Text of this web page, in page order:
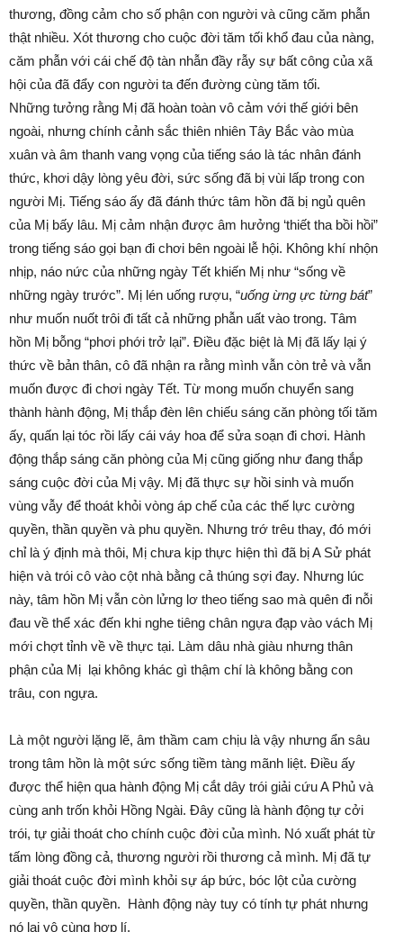
thương, đồng cảm cho số phận con người và cũng căm phẫn
thật nhiều. Xót thương cho cuộc đời tăm tối khổ đau của nàng,
căm phẫn với cái chế độ tàn nhẫn đầy rẫy sự bất công của xã
hội của đã đẩy con người ta đến đường cùng tăm tối.
Những tưởng rằng Mị đã hoàn toàn vô cảm với thế giới bên
ngoài, nhưng chính cảnh sắc thiên nhiên Tây Bắc vào mùa
xuân và âm thanh vang vọng của tiếng sáo là tác nhân đánh
thức, khơi dậy lòng yêu đời, sức sống đã bị vùi lấp trong con
người Mị. Tiếng sáo ấy đã đánh thức tâm hồn đã bị ngủ quên
của Mị bấy lâu. Mị cảm nhận được âm hưởng ‘thiết tha bồi hồi”
trong tiếng sáo gọi bạn đi chơi bên ngoài lễ hội. Không khí nhộn
nhịp, náo nức của những ngày Tết khiến Mị như “sống về
những ngày trước”. Mị lén uống rượu, “uống ừng ực từng bát”
như muốn nuốt trôi đi tất cả những phẫn uất vào trong. Tâm
hồn Mị bỗng “phơi phới trở lại”. Điều đặc biệt là Mị đã lấy lại ý
thức về bản thân, cô đã nhận ra rằng mình vẫn còn trẻ và vẫn
muốn được đi chơi ngày Tết. Từ mong muốn chuyển sang
thành hành động, Mị thắp đèn lên chiếu sáng căn phòng tối tăm
ấy, quấn lại tóc rồi lấy cái váy hoa để sửa soạn đi chơi. Hành
động thắp sáng căn phòng của Mị cũng giống như đang thắp
sáng cuộc đời của Mị vậy. Mị đã thực sự hồi sinh và muốn
vùng vẫy để thoát khỏi vòng áp chế của các thế lực cường
quyền, thần quyền và phu quyền. Nhưng trớ trêu thay, đó mới
chỉ là ý định mà thôi, Mị chưa kịp thực hiện thì đã bị A Sử phát
hiện và trói cô vào cột nhà bằng cả thúng sợi đay. Nhưng lúc
này, tâm hồn Mị vẫn còn lửng lơ theo tiếng sao mà quên đi nỗi
đau về thể xác đến khi nghe tiêng chân ngựa đạp vào vách Mị
mới chợt tỉnh về về thực tại. Làm dâu nhà giàu nhưng thân
phận của Mị lại không khác gì thậm chí là không bằng con
trâu, con ngựa.
Là một người lặng lẽ, âm thầm cam chịu là vậy nhưng ẩn sâu
trong tâm hồn là một sức sống tiềm tàng mãnh liệt. Điều ấy
được thể hiện qua hành động Mị cắt dây trói giải cứu A Phủ và
cùng anh trốn khỏi Hồng Ngài. Đây cũng là hành động tự cởi
trói, tự giải thoát cho chính cuộc đời của mình. Nó xuất phát từ
tấm lòng đồng cả, thương người rồi thương cả mình. Mị đã tự
giải thoát cuộc đời mình khỏi sự áp bức, bóc lột của cường
quyền, thần quyền. Hành động này tuy có tính tự phát nhưng
nó lại vô cùng hợp lí.